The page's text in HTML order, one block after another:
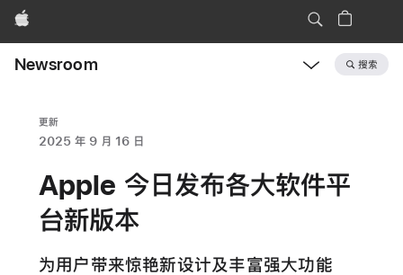
Apple
Newsroom 搜索
更新
2025 年 9 月 16 日
Apple 今日发布各大软件平
台新版本
为用户带来惊艳新设计及丰富强大功能